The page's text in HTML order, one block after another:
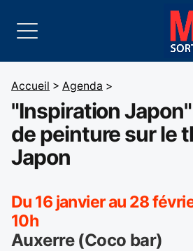
Accueil > Agenda >
"Inspiration
de peinture sur le
Japon
Du 16 janvier au 28
10h
Auxerre (Coco bar)